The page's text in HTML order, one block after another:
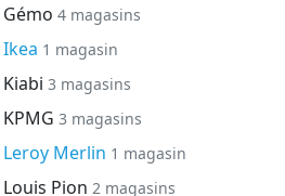
Gémo4 magasins
Ikea 1 magasin
Kiabi3 magasins
KPMG3 magasins
Leroy Merlin 1 magasin
Louis Pion2 magasins